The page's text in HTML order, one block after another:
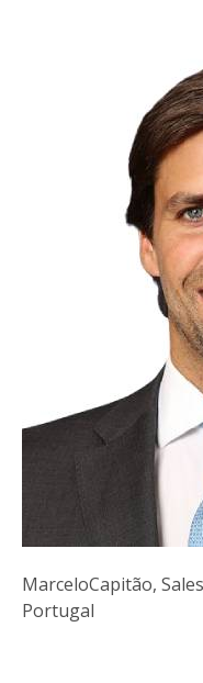
MarceloCapitão,
Portugal